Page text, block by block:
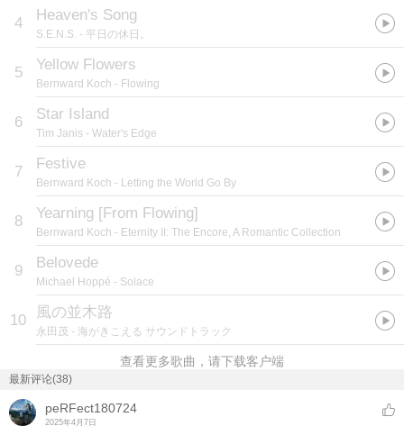
4 Heaven's Song
S.E.N.S. - 平日の休日。
5 Yellow Flowers
Bernward Koch - Flowing
6 Star Island
Tim Janis - Water's Edge
7 Festive
Bernward Koch - Letting the World Go By
8 Yearning [From Flowing]
Bernward Koch - Eternity II: The Encore, A Romantic Collection
9 Belovede
Michael Hoppé - Solace
10 風の並木路
永田茂 - 海がきこえる サウンドトラック
查看更多歌曲，请下载客户端
最新评论(38)
peRFect180724
2025年4月7日